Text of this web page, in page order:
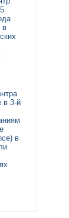
в
в 3-й
в